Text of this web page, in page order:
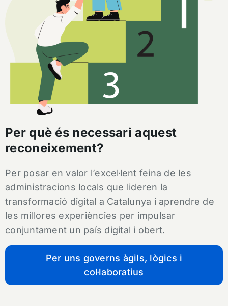
Per què és necessari aquest
reconeixement?
Per posar en valor l’excel·lent feina de les
administracions locals que lideren la
transformació digital a Catalunya i aprendre de
les millores experiències per impulsar
conjuntament un país digital i obert.
Per uns governs àgils, lògics i
col·laboratius